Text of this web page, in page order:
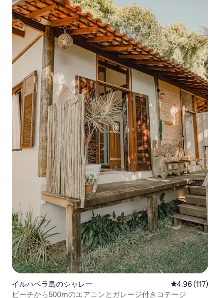
イルハベラ島のシャレー レビュー117
4.96 (117)
ビーチから500mのエアコンとガレージ付きコテージ